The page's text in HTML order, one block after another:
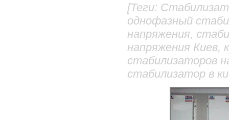
[Теги:
однофазный
напряжения,
напряжения Киев,
стабилизаторов
стабилизатор в